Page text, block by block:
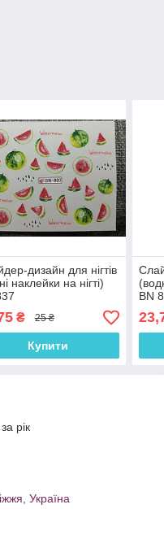
дизайн для нігтів
наклейки на нігті)
₴ 25 ₴
Купити
BN
рік
Україна